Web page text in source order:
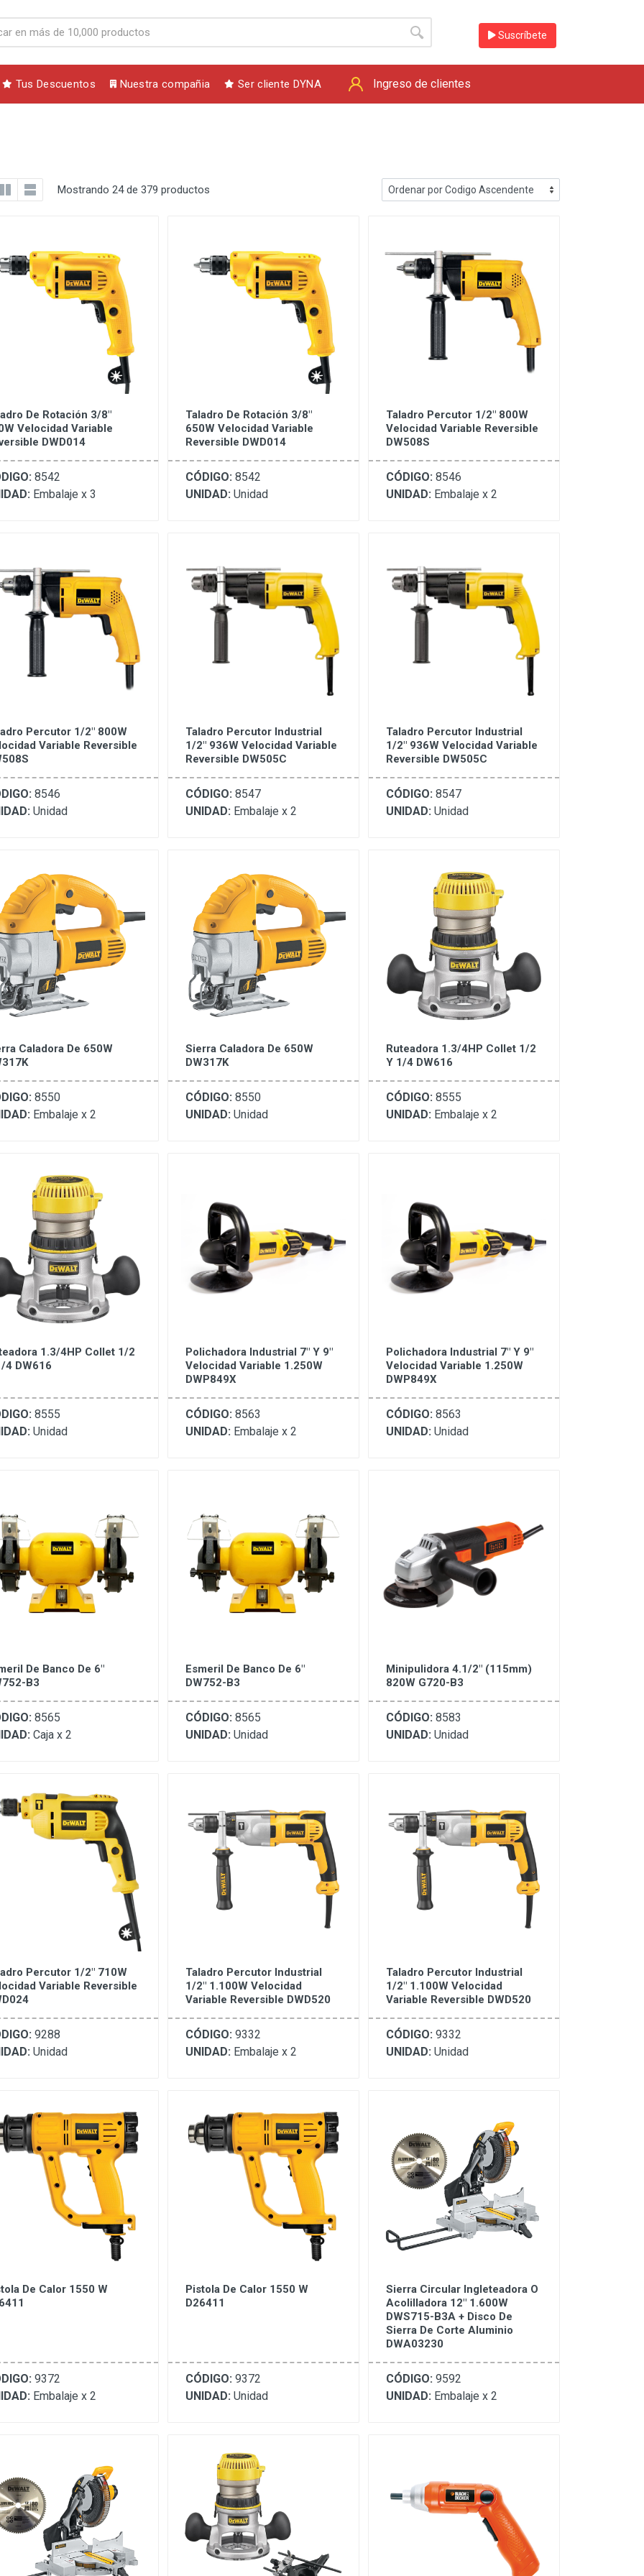
Suscríbete
Tus Descuentos Nuestra compañia Ser cliente DYNA Ingreso de clientes
Mostrando 24 de 379 productos
De Rotación 3/8"
Velocidad Variable
DWD014
8542
Embalaje x 3
Taladro De Rotación 3/8"
650W Velocidad Variable
Reversible DWD014
CÓDIGO: 8542
UNIDAD: Unidad
Taladro Percutor 1/2" 800W
Velocidad Variable Reversible
DW508S
CÓDIGO: 8546
UNIDAD: Embalaje x 2
Percutor 1/2" 800W
Variable Reversible
8546
Unidad
Taladro Percutor Industrial
1/2" 936W Velocidad Variable
Reversible DW505C
CÓDIGO: 8547
UNIDAD: Embalaje x 2
Taladro Percutor Industrial
1/2" 936W Velocidad Variable
Reversible DW505C
CÓDIGO: 8547
UNIDAD: Unidad
Caladora De 650W
8550
Embalaje x 2
Sierra Caladora De 650W
DW317K
CÓDIGO: 8550
UNIDAD: Unidad
Ruteadora 1.3/4HP Collet 1/2
Y 1/4 DW616
CÓDIGO: 8555
UNIDAD: Embalaje x 2
1.3/4HP Collet 1/2
4 DW616
8555
Unidad
Polichadora Industrial 7" Y 9"
Velocidad Variable 1.250W
DWP849X
CÓDIGO: 8563
UNIDAD: Embalaje x 2
Polichadora Industrial 7" Y 9"
Velocidad Variable 1.250W
DWP849X
CÓDIGO: 8563
UNIDAD: Unidad
De Banco De 6"
B3
8565
Caja x 2
Esmeril De Banco De 6"
DW752-B3
CÓDIGO: 8565
UNIDAD: Unidad
Minipulidora 4.1/2" (115mm)
820W G720-B3
CÓDIGO: 8583
UNIDAD: Unidad
Percutor 1/2" 710W
Variable Reversible
9288
Unidad
Taladro Percutor Industrial
1/2" 1.100W Velocidad
Variable Reversible DWD520
CÓDIGO: 9332
UNIDAD: Embalaje x 2
Taladro Percutor Industrial
1/2" 1.100W Velocidad
Variable Reversible DWD520
CÓDIGO: 9332
UNIDAD: Unidad
De Calor 1550 W
9372
Embalaje x 2
Pistola De Calor 1550 W
D26411
CÓDIGO: 9372
UNIDAD: Unidad
Sierra Circular Ingleteadora O
Acolilladora 12" 1.600W
DWS715-B3A + Disco De
Sierra De Corte Aluminio
DWA03230
CÓDIGO: 9592
UNIDAD: Embalaje x 2